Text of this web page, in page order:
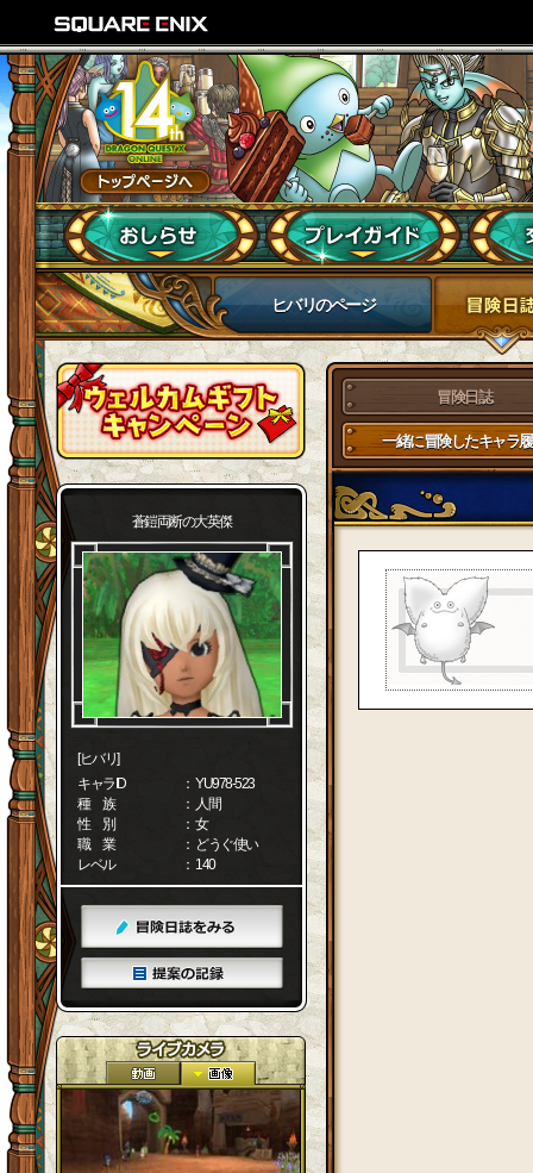
ヒバリのページ
蒼鎧両断の大英傑
[ヒバリ]
キャラID
： YU978-523
種 族
： 人間
性 別
： 女
職 業
： どうぐ使い
レベル
： 140
冒険日誌
一緒に冒険したキャラ